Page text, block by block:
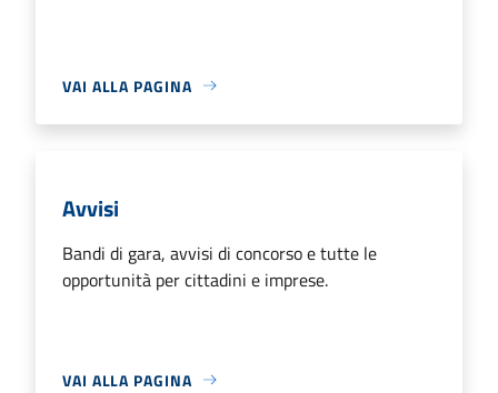
VAI ALLA PAGINA
Avvisi
Bandi di gara, avvisi di concorso e tutte le
opportunità per cittadini e imprese.
VAI ALLA PAGINA